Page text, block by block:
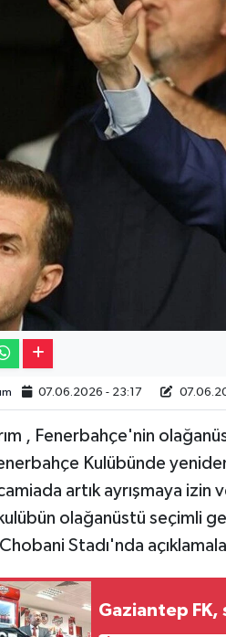
07.06.2026 - 23:17
, Fenerbahçe'nin
Kulübünde yeniden
artık ayrışmaya izin
olağanüstü seçimli
Stadı'nda
Gaziantep FK,